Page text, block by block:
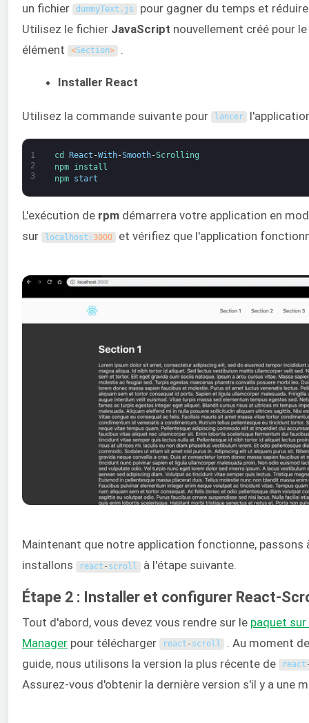
un fichier
dummyText . js pour gagner du temps et
Utilisez le fichier JavaScript nouvellement créé pour
élément
<Section> .
Installer React
Utilisez la commande suivante pour lancer
1
2
3
cd React -With-Smooth-Scrolling
npm install
npm start
L'exécution de rpm démarrera votre application en
sur
localhost :3000 et vérifiez que l'application
Maintenant que notre application fonctionne, passons
installons
react - scroll à l'étape suivante.
Étape 2 : Installer et configurer React-
Tout d'abord, vous devez vous rendre sur le paquet sur
Manager pour télécharger react - scroll . Au moment
guide, nous utilisons la version la plus récente de
react
Assurez-vous d'obtenir la dernière version s'il y a une